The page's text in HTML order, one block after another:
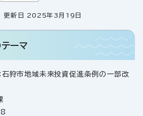
新日 2025年3月19日
ーマ
石狩市地域未来投資促進条例の一部改